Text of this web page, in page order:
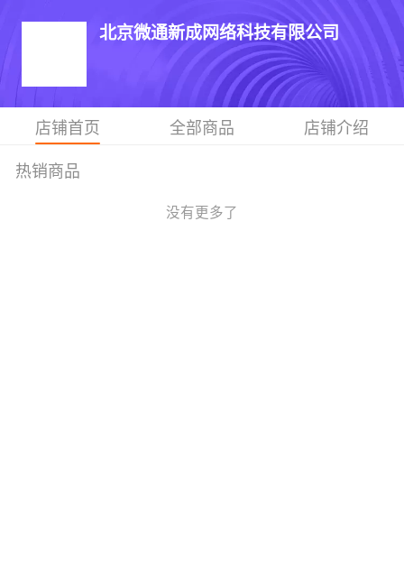
北京微通新成网络科技有限公司
店铺首页 全部商品 店铺介绍
热销商品
没有更多了